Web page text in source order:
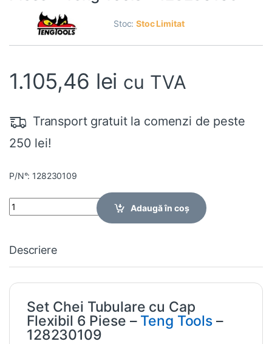
Stoc:Stoc Limitat
1.105,46 lei cu TVA
Transport gratuit la comenzi de peste
250 lei!
P/N°: 128230109
Quantity
Adaugă în coș
Descriere
Set Chei Tubulare cu Cap
Flexibil 6 Piese – Teng Tools–
128230109